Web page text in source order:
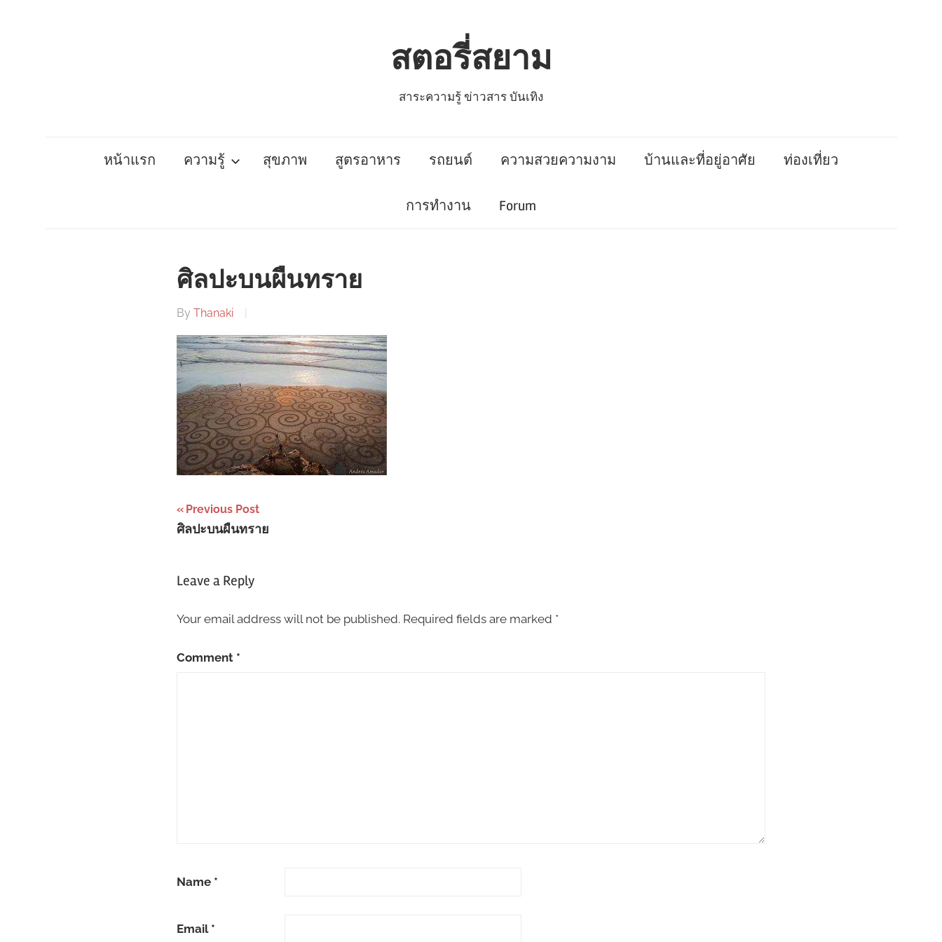
สตอรี่สยาม
สาระความรู้ ข่าวสาร บันเทิง
หน้าแรก ความรู้ สุขภาพ สูตรอาหาร รถยนต์ ความสวยความงาม บ้านและที่อยู่อาศัย ท่องเที่ยว
การทำงาน Forum
ศิลปะบนผืนทราย
By Thanaki
Post
navigation
Previous Post
ศิลปะบนผืนทราย
Leave a Reply
Your email address will not be published. Required fields are marked *
Comment *
Name *
Email *